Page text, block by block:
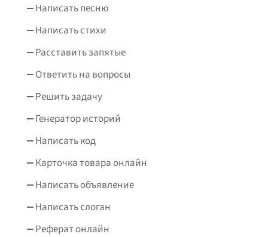
Написать песню
Написать стихи
Расставить запятые
Ответить на вопросы
Решить задачу
Генератор историй
Написать код
Карточка товара онлайн
Написать объявление
Написать слоган
Реферат онлайн